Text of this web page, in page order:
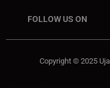
FOLLOW US ON
Copyright © 2025